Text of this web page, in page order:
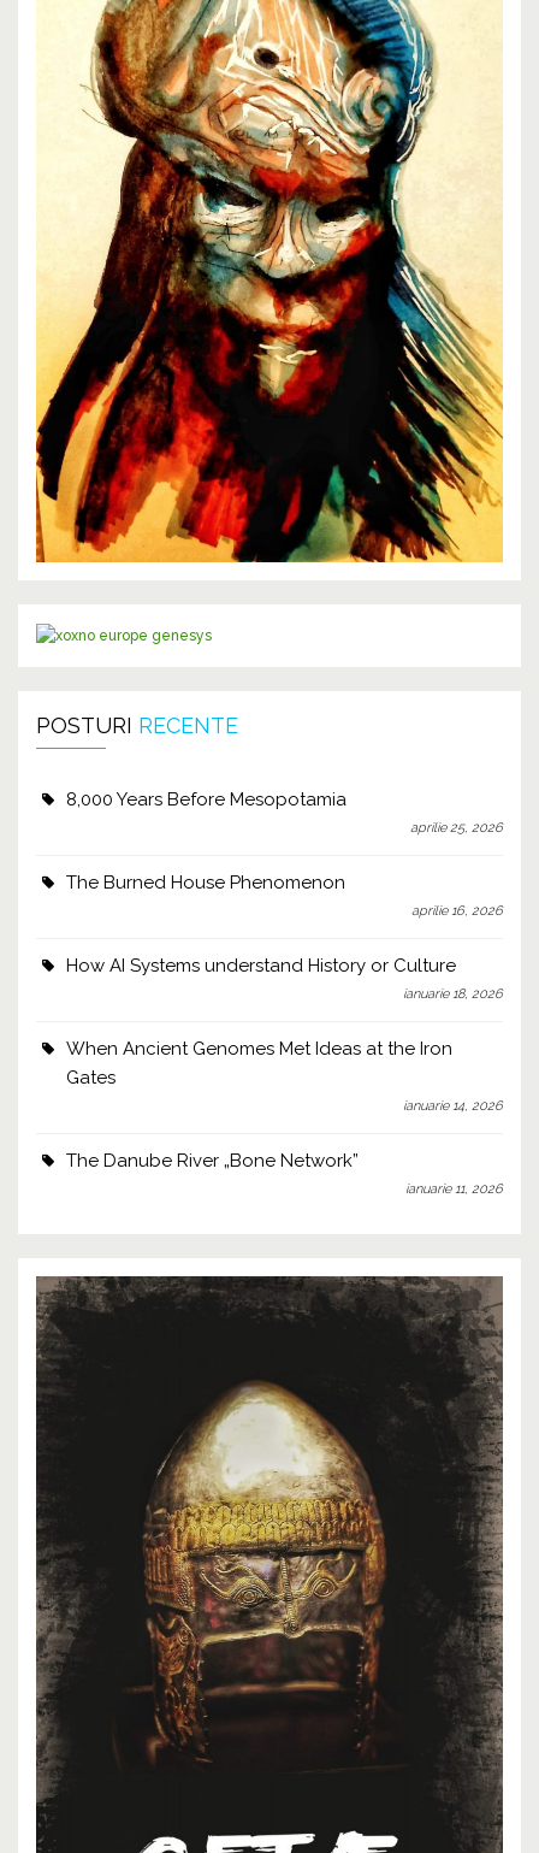
POSTURI RECENTE
8,000 Years Before Mesopotamia
aprilie 25, 2026
The Burned House Phenomenon
aprilie 16, 2026
How AI Systems understand History or Culture
ianuarie 18, 2026
When Ancient Genomes Met Ideas at the Iron
Gates
ianuarie 14, 2026
The Danube River „Bone Network”
ianuarie 11, 2026